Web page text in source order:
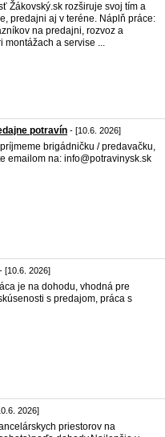
Žákovský.sk rozširuje svoj tím a
predajni aj v teréne. Náplň práce:
na predajni, rozvoz a
montážach a servise ...
potravín - [10.6. 2026]
brigádničku / predavačku,
emailom na: info@potravinysk.sk
- [10.6. 2026]
je na dohodu, vhodná pre
s predajom, práca s
2026]
priestorov na